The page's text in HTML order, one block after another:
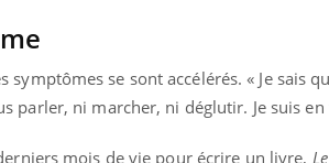
symptômes se sont accélérés. « Je sais
parler, ni marcher, ni déglutir. Je suis
mois de vie pour écrire un livre,